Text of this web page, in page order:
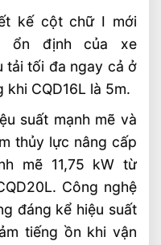
kế cột chữ I mới
ổn định của xe
tải tối đa ngay cả ở
CQD16L là 5m.
suất mạnh mẽ và
thủy lực nâng cấp
mẽ 11,75 kW từ
Công nghệ
đáng kể hiệu suất
tiếng ồn khi vận